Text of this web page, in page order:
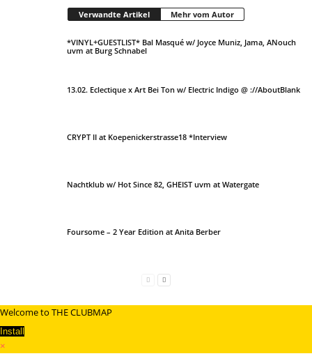
Verwandte Artikel Mehr vom Autor
*VINYL+GUESTLIST* Bal Masqué w/ Joyce Muniz, Jama, ANouch
uvm at Burg Schnabel
13.02. Eclectique x Art Bei Ton w/ Electric Indigo @ ://AboutBlank
CRYPT II at Koepenickerstrasse18 *Interview
Nachtklub w/ Hot Since 82, GHEIST uvm at Watergate
Foursome – 2 Year Edition at Anita Berber
Welcome to THE CLUBMAP
Install
×